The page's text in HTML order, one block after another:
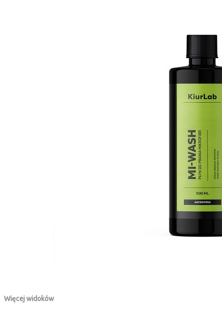
Więcej widoków